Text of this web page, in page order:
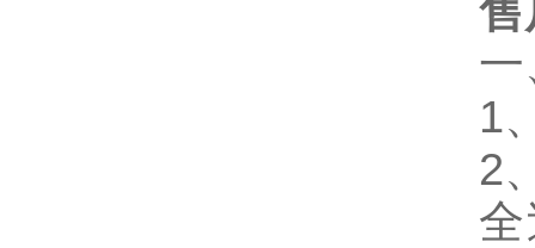
售
1
2